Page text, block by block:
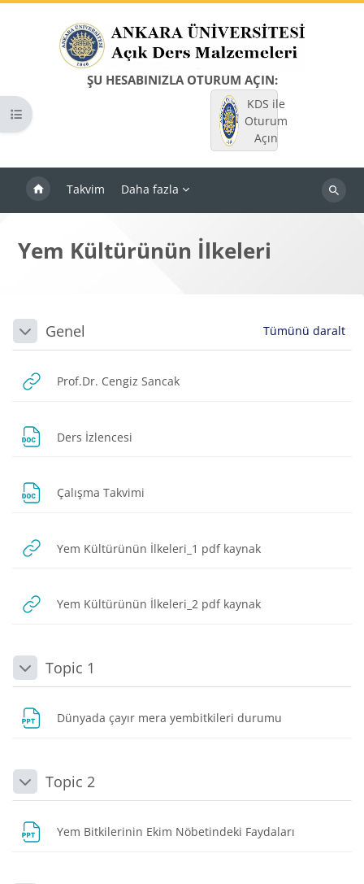
ŞU HESABINIZLA OTURUM AÇIN:
KDS ile
Oturum
Açın
Takvim Daha fazla
Dersleri
Kurs dizinini aç
Yem Kültürünün İlkeleri
Bloklar
Bölüm anahatları
DaraltGenel Tümünü daralt
Prof.Dr. Cengiz SancakURL
Ders İzlencesi
Çalışma Takvimi
Yem Kültürünün İlkeleri_1 pdf kaynakURL
Yem Kültürünün İlkeleri_2 pdf kaynakURL
DaraltTopic 1
Dünyada çayır mera yembitkileri durumu
DaraltTopic 2
Yem Bitkilerinin Ekim Nöbetindeki Faydaları